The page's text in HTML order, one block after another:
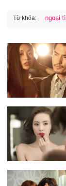
Từ khóa: ngoại